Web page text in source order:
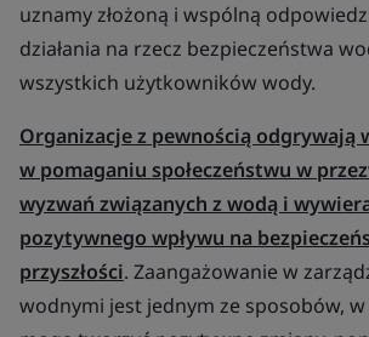
uznamy złożoną i wspólną
działania na rzecz bezpieczeństwa
wszystkich użytkowników wody.
Organizacje z pewnością odgrywają
w pomaganiu społeczeństwu w
wyzwań związanych z wodą i
pozytywnego wpływu na
przyszłości. Zaangażowanie w
wodnymi jest jednym ze sposobów,